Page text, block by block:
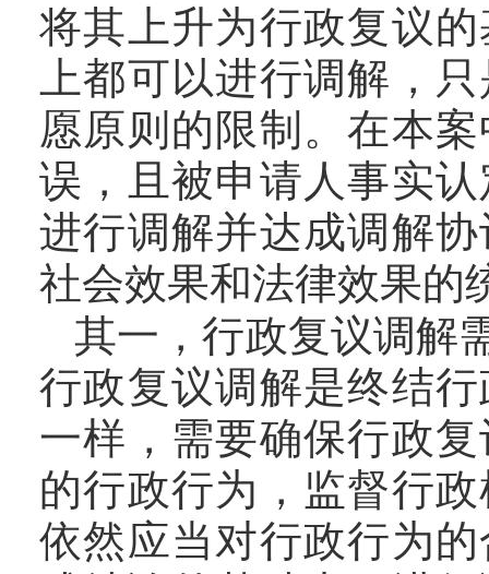
将其上升为行政复议
上都可以进行调解，
愿原则的限制。在本
误，且被申请人事实
进行调解并达成调解
社会效果和法律效果的
其一，行政复议调解
行政复议调解是终结
一样，需要确保行政
的行政行为，监督行
依然应当对行政行为